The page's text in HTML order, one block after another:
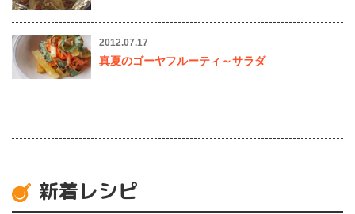
2012.07.17
真夏のゴーヤフルーティ～サラダ
新着レシピ